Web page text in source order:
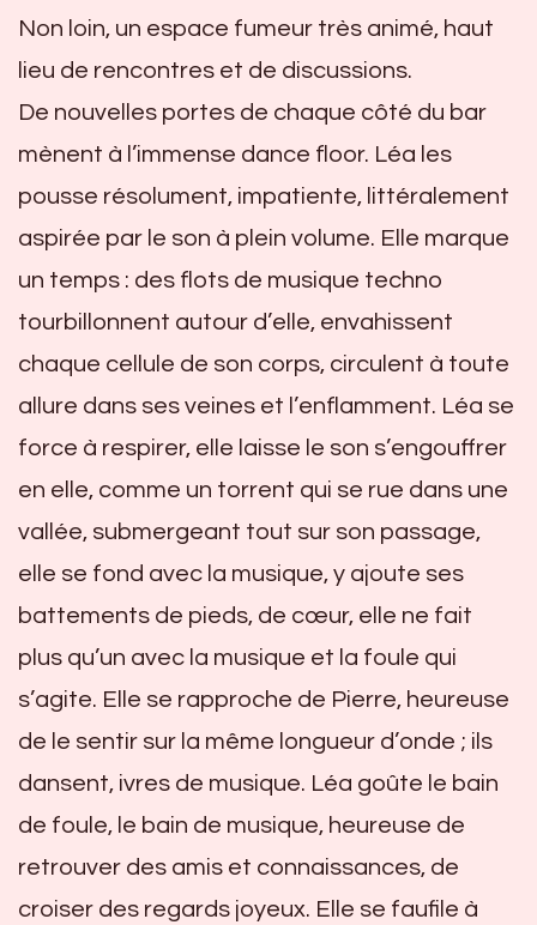
Non loin, un espace fumeur très animé, haut
lieu de rencontres et de discussions.
De nouvelles portes de chaque côté du bar
mènent à l’immense dance floor. Léa les
pousse résolument, impatiente, littéralement
aspirée par le son à plein volume. Elle marque
un temps : des flots de musique techno
tourbillonnent autour d’elle, envahissent
chaque cellule de son corps, circulent à toute
allure dans ses veines et l’enflamment. Léa se
force à respirer, elle laisse le son s’engouffrer
en elle, comme un torrent qui se rue dans une
vallée, submergeant tout sur son passage,
elle se fond avec la musique, y ajoute ses
battements de pieds, de cœur, elle ne fait
plus qu’un avec la musique et la foule qui
s’agite. Elle se rapproche de Pierre, heureuse
de le sentir sur la même longueur d’onde ; ils
dansent, ivres de musique. Léa goûte le bain
de foule, le bain de musique, heureuse de
retrouver des amis et connaissances, de
croiser des regards joyeux. Elle se faufile à